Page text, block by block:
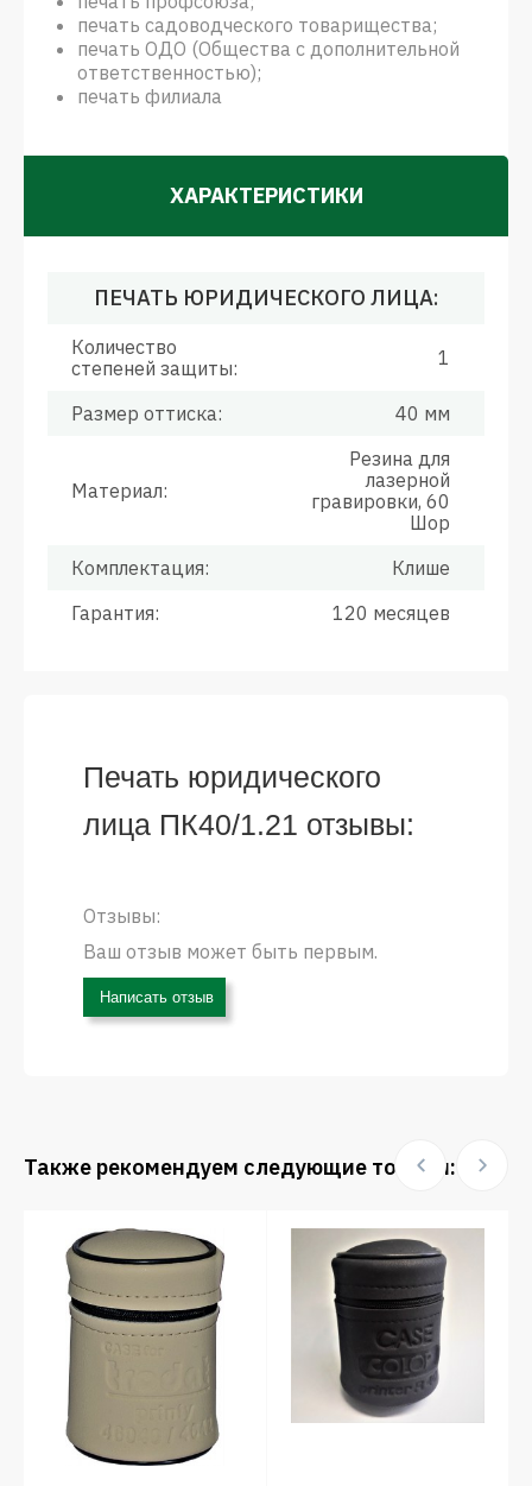
печать садоводческого товарищества;
печать ОДО (Общества с дополнительной
ответственностью);
печать филиала
ХАРАКТЕРИСТИКИ
ПЕЧАТЬ ЮРИДИЧЕСКОГО ЛИЦА:
Количество
степеней защиты:
1
Размер оттиска: 40 мм
Материал:
Резина для
лазерной
гравировки, 60
Шор
Комплектация:
Клише
Гарантия:
120 месяцев
Печать юридического
лица ПК40/1.21 отзывы:
Отзывы:
Ваш отзыв может быть первым.
Написать отзыв
Также рекомендуем следующие товары: